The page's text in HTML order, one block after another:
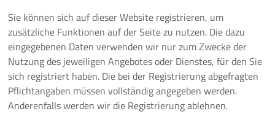
Sie können sich auf dieser Website registrieren, um
zusätzliche Funktionen auf der Seite zu nutzen. Die dazu
eingegebenen Daten verwenden wir nur zum Zwecke der
Nutzung des jeweiligen Angebotes oder Dienstes, für den Sie
sich registriert haben. Die bei der Registrierung abgefragten
Pflichtangaben müssen vollständig angegeben werden.
Anderenfalls werden wir die Registrierung ablehnen.